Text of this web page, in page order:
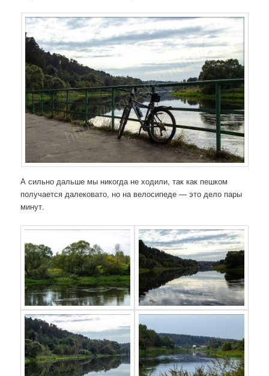
А сильно дальше мы никогда не ходили, так как пешком
получается далековато, но на велосипеде — это дело пары
минут.